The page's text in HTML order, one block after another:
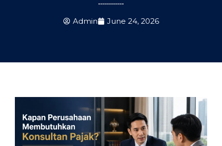
Admin June 24, 2026